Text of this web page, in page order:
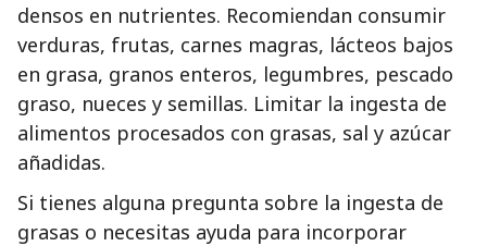
densos en nutrientes. Recomiendan consumir
verduras, frutas, carnes magras, lácteos bajos
en grasa, granos enteros, legumbres, pescado
graso, nueces y semillas. Limitar la ingesta de
alimentos procesados con grasas, sal y azúcar
añadidas.
Si tienes alguna pregunta sobre la ingesta de
grasas o necesitas ayuda para incorporar